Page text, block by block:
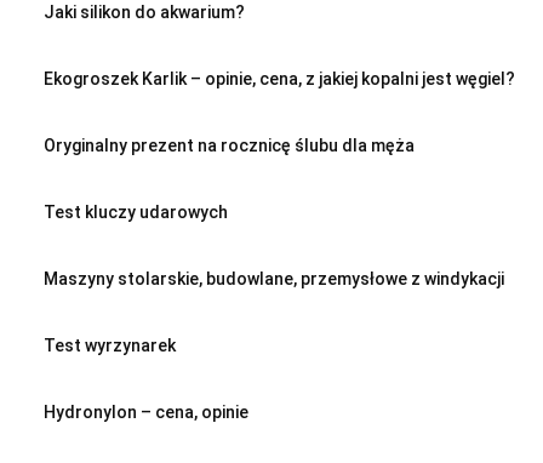
Jaki silikon do akwarium?
Ekogroszek Karlik – opinie, cena, z jakiej kopalni jest węgiel?
Oryginalny prezent na rocznicę ślubu dla męża
Test kluczy udarowych
Maszyny stolarskie, budowlane, przemysłowe z windykacji
Test wyrzynarek
Hydronylon – cena, opinie